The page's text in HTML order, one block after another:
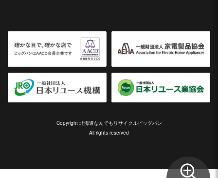
Copyright 北海道なんでもリサイクルビッグバン
All rights reserved